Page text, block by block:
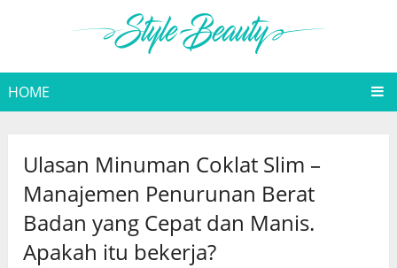
HOME
Ulasan Minuman Coklat Slim –
Manajemen Penurunan Berat
Badan yang Cepat dan Manis.
Apakah itu bekerja?